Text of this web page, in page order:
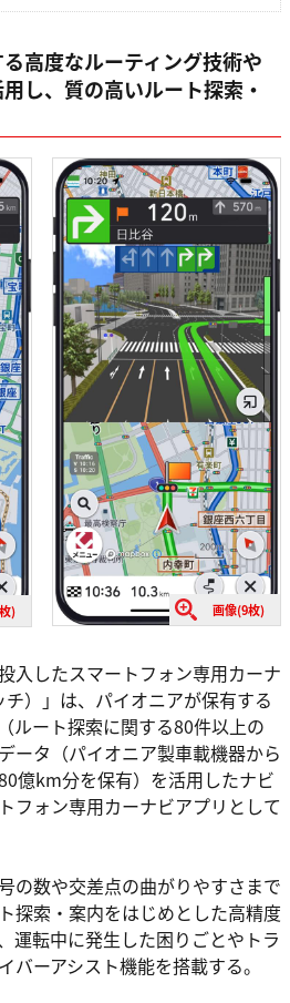
高度なルーティング技術や
し、質の高いルート探索・
) 画像(9枚)
入したスマートフォン専用カーナ
チ）」は、パイオニアが保有する
ルート探索に関する80件以上の
ータ（パイオニア製車載機器から
億km分を保有）を活用したナビ
フォン専用カーナビアプリとして
の数や交差点の曲がりやすさまで
探索・案内をはじめとした高精度
運転中に発生した困りごとやトラ
バーアシスト機能を搭載する。